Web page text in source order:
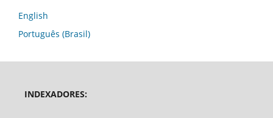
English
Português (Brasil)
INDEXADORES: